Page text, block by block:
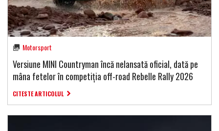
Motorsport
Versiune MINI Countryman încă nelansată oficial, dată pe
mâna fetelor în competiția off-road Rebelle Rally 2026
CITESTE ARTICOLUL